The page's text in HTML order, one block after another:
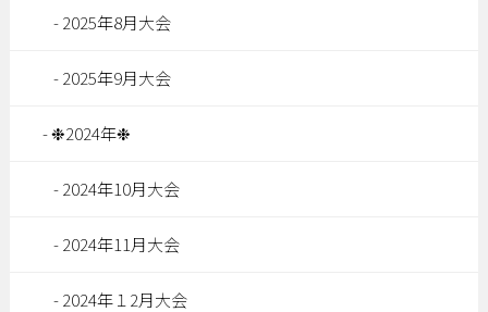
2025年8月大会
2025年9月大会
❉2024年❉
2024年10月大会
2024年11月大会
2024年１2月大会